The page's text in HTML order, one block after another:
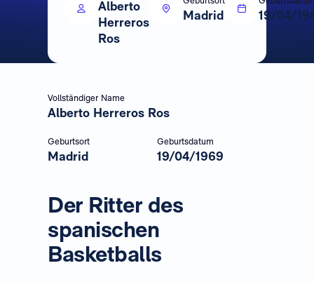
Alberto
Herreros
Ros
Madrid 19/04/
Vollständiger Name
Alberto Herreros Ros
Geburtsort
Madrid
Geburtsdatum
19/04/1969
Der Ritter des
spanischen
Basketballs